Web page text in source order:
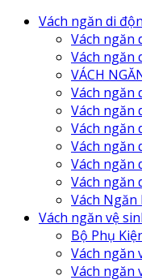
Vách ngăn di
Vách ngăn
Vách ngăn
VÁCH
Vách ngăn
Vách ngăn
Vách ngăn
Vách ngăn
Vách ngăn
Vách ngăn
Vách Ngăn
Vách ngăn vệ
Bộ Phụ
Vách ngăn
Vách ngăn